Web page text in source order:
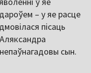
– у яе расце
пісаць
сын.